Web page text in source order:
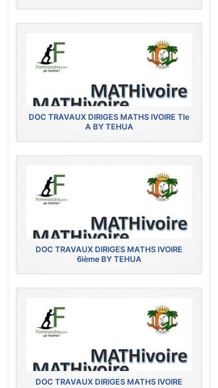
DOC TRAVAUX DIRIGES MATHS IVOIRE Tle
A BY TEHUA
DOC TRAVAUX DIRIGES MATHS IVOIRE
6ième BY TEHUA
DOC TRAVAUX DIRIGES MATHS IVOIRE